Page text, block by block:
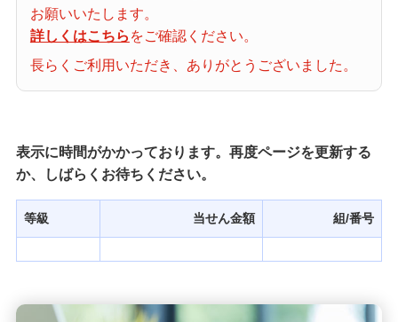
宝くじの購入・照会
宝くじ商品一覧
初めての方へ
みずほ銀行店舗・ATM
お願いいたします。
詳しくはこちら をご確認ください。
長らくご利用いただき、ありがとうございました。
表示に時間がかかっております。再度ページを更新する
か、しばらくお待ちください。
等級 当せん金額 組/番号